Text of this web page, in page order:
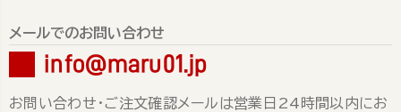
メールでのお問い合わせ
info@maru01.jp
お問い合わせ・ご注文確認メールは営業日24時間以内にお